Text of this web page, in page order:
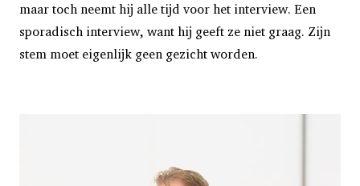
maar toch neemt hij alle tijd voor het interview. Een
sporadisch interview, want hij geeft ze niet graag. Zijn
stem moet eigenlijk geen gezicht worden.